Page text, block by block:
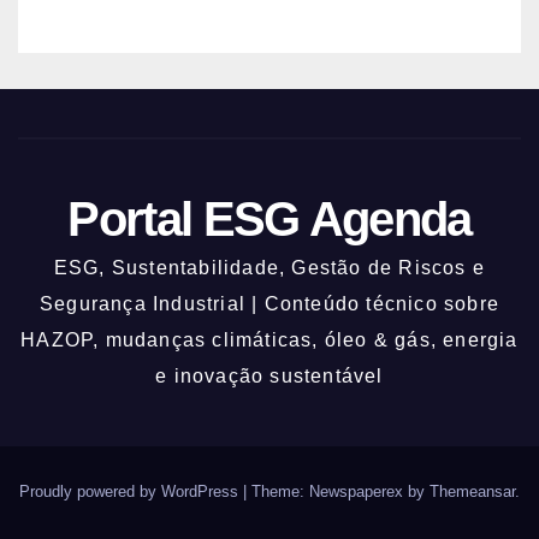
Portal ESG Agenda
ESG, Sustentabilidade, Gestão de Riscos e
Segurança Industrial | Conteúdo técnico sobre
HAZOP, mudanças climáticas, óleo & gás, energia
e inovação sustentável
Proudly powered by WordPress Theme: Newspaperex by Themeansar.